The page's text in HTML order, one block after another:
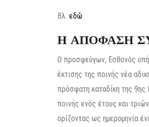
Βλ. εδώ
Η ΑΠΟΦΑΣΗ
Ο προσφεύγων, Εσθονός
έκτισης της ποινής νέα
πρόσφατη καταδίκη της 9ης
ποινής ενός έτους και
ορίζοντας ως ημερομηνία